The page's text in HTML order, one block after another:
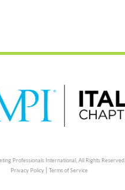
Professionals International, All Rights Reserved.
Privacy Policy |Terms of Service